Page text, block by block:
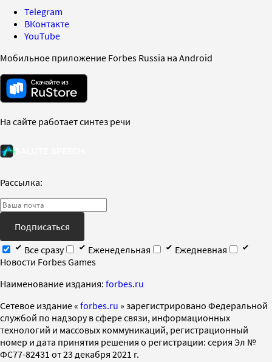
Telegram
ВКонтакте
YouTube
Мобильное приложение Forbes Russia на Android
На сайте работает синтез речи
Рассылка:
Подписаться
Все сразу
Еженедельная
Ежедневная
Новости Forbes Games
Наименование издания: forbes.ru
Cетевое издание « forbes.ru » зарегистрировано Федеральной
службой по надзору в сфере связи, информационных
технологий и массовых коммуникаций, регистрационный
номер и дата принятия решения о регистрации: серия Эл №
ФС77-82431 от 23 декабря 2021 г.